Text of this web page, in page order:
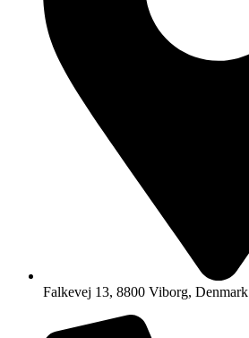
Falkevej 13, 8800 Viborg, Denmark